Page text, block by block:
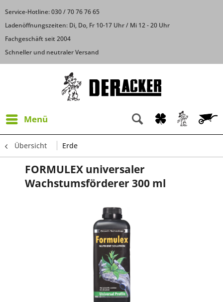
Service-Hotline: 030 / 70 76 76 65
Ladenöffnungszeiten: Di, Do, Fr 10-17 Uhr / Mi 12 - 20 Uhr
Fachgeschäft seit 2004
Schneller und neutraler Versand
Menü
Übersicht Erde
FORMULEX universaler
Wachstumsförderer 300 ml